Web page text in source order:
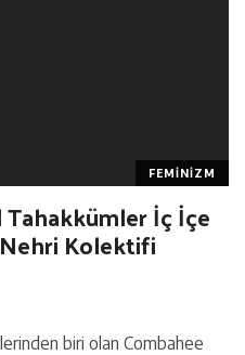
FEMINIZM
Tahakkümler İç İçe
Kolektifi
biri olan Combahee